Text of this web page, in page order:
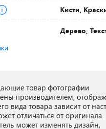
Кисти,
Дерево,
товар фотографии
производителем,
вида товара зависит от
отличаться от оригинала.
может изменять дизайн,